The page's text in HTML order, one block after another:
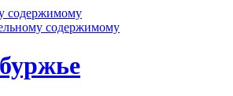
содержимому
содержимому